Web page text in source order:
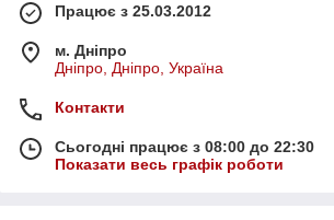
Працює з 25.03.2012
м. Дніпро
Дніпро, Дніпро, Україна
Контакти
Сьогодні працює з 08:00 до 22:30
Показати весь графік роботи